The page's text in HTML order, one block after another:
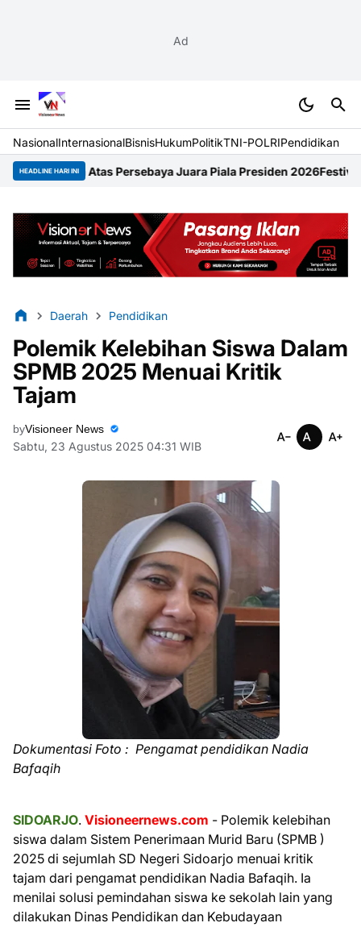
Ad
NasionalInternasionalBisnisHukumPolitikTNI-POLRIPendidikan
HEADLINE HARI INI
Persebaya Juara Piala Presiden 2026Festival Raimuti 2026
Daerah Pendidikan
Polemik Kelebihan Siswa Dalam
SPMB 2025 Menuai Kritik
Tajam
byVisioneer News
Sabtu, 23 Agustus 2025 04:31 WIB
Dokumentasi Foto : Pengamat pendidikan Nadia
Bafaqih
SIDOARJO. Visioneernews.com - Polemik kelebihan
siswa dalam Sistem Penerimaan Murid Baru (SPMB )
2025 di sejumlah SD Negeri Sidoarjo menuai kritik
tajam dari pengamat pendidikan Nadia Bafaqih. Ia
menilai solusi pemindahan siswa ke sekolah lain yang
dilakukan Dinas Pendidikan dan Kebudayaan